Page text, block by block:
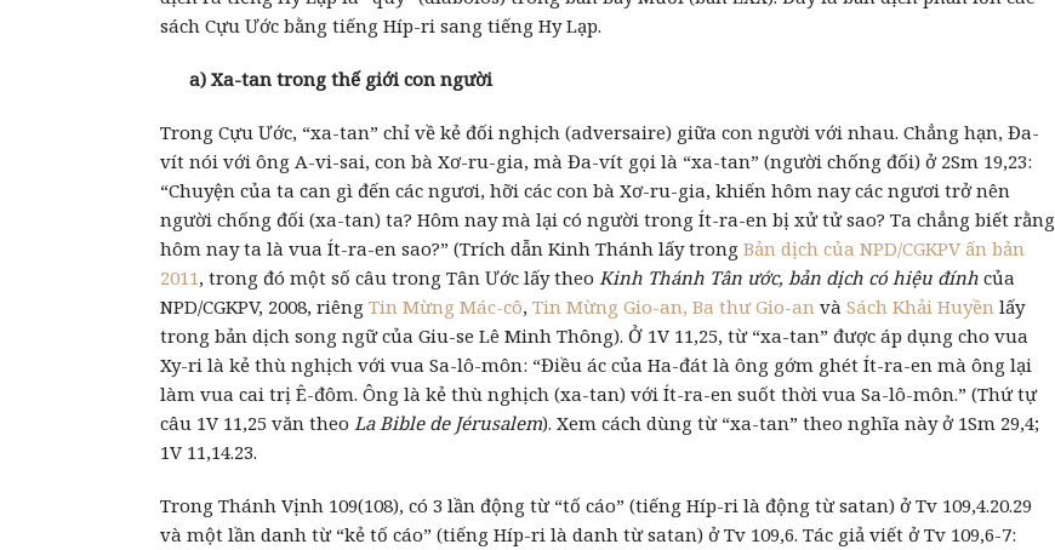
sách Cựu Ước bằng tiếng Híp-ri sang tiếng Hy Lạp.
a) Xa-tan trong thế giới con người
Trong Cựu Ước, “xa-tan” chỉ về kẻ đối nghịch (adversaire) giữa con người với nhau. Chẳng hạn, Đa-
vít nói với ông A-vi-sai, con bà Xơ-ru-gia, mà Đa-vít gọi là “xa-tan” (người chống đối) ở 2Sm 19,23:
“Chuyện của ta can gì đến các ngươi, hỡi các con bà Xơ-ru-gia, khiến hôm nay các ngươi trở nên
người chống đối (xa-tan) ta? Hôm nay mà lại có người trong Ít-ra-en bị xử tử sao? Ta chẳng biết rằng
hôm nay ta là vua Ít-ra-en sao?” (Trích dẫn Kinh Thánh lấy trong Bản dịch của NPD/CGKPV ấn bản
2011, trong đó một số câu trong Tân Ước lấy theo Kinh Thánh Tân ước, bản dịch có hiệu đính của
NPD/CGKPV, 2008, riêng Tin Mừng Mác-cô, Tin Mừng Gio-an, Ba thư Gio-an và Sách Khải Huyền lấy
trong bản dịch song ngữ của Giu-se Lê Minh Thông). Ở 1V 11,25, từ “xa-tan” được áp dụng cho vua
Xy-ri là kẻ thù nghịch với vua Sa-lô-môn: “Điều ác của Ha-đát là ông gớm ghét Ít-ra-en mà ông lại
làm vua cai trị Ê-đôm. Ông là kẻ thù nghịch (xa-tan) với Ít-ra-en suốt thời vua Sa-lô-môn.” (Thứ tự
câu 1V 11,25 văn theo La Bible de Jérusalem). Xem cách dùng từ “xa-tan” theo nghĩa này ở 1Sm 29,4;
1V 11,14.23.
Trong Thánh Vịnh 109(108), có 3 lần động từ “tố cáo” (tiếng Híp-ri là động từ satan) ở Tv 109,4.20.29
và một lần danh từ “kẻ tố cáo” (tiếng Híp-ri là danh từ satan) ở Tv 109,6. Tác giả viết ở Tv 109,6-7: